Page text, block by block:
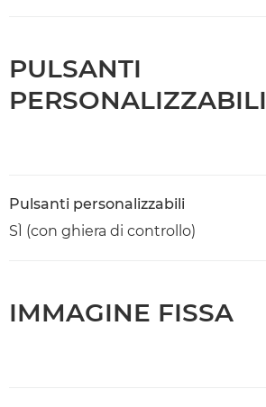
PULSANTI
PERSONALIZZABILI
Pulsanti personalizzabili
SÌ (con ghiera di controllo)
IMMAGINE FISSA